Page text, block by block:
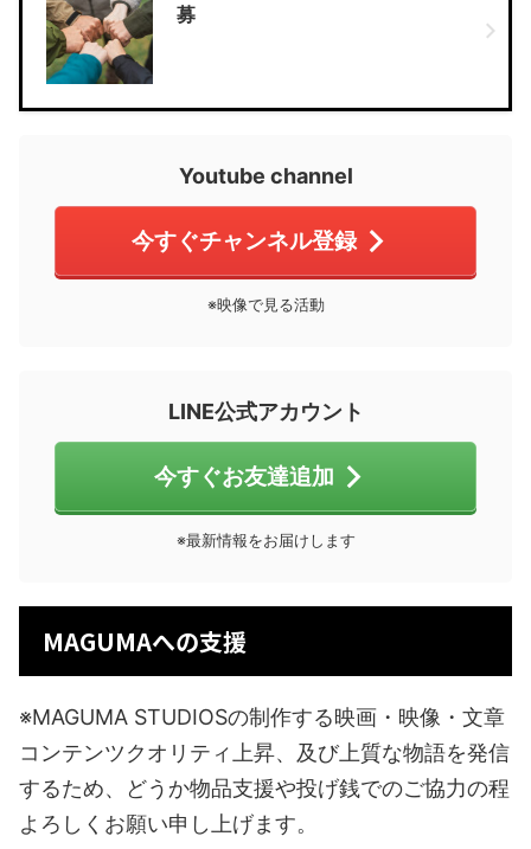
募
Youtube channel
今すぐチャンネル登録
※映像で見る活動
LINE公式アカウント
今すぐお友達追加
※最新情報をお届けします
MAGUMAへの支援
※MAGUMA STUDIOSの制作する映画・映像・文章
コンテンツクオリティ上昇、及び上質な物語を発信
するため、どうか物品支援や投げ銭でのご協力の程
よろしくお願い申し上げます。